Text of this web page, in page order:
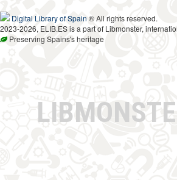
Digital Library of Spain ® All rights reserved.
2023-2026, ELIB.ES is a part of Libmonster,
Preserving Spains's heritage